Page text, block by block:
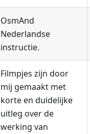
OsmAnd
Nederlandse
instructie.
Filmpjes zijn door
mij gemaakt met
korte en duidelijke
uitleg over de
werking van